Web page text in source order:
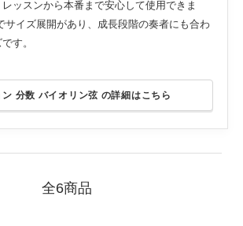
ッスンから本番まで安心して使用できま
サイズ展開があり、成長段階の奏者にも合わ
す。
ン 分数 バイオリン弦 の詳細はこちら
全6商品